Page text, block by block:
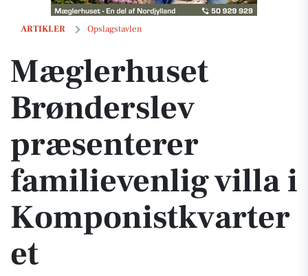
ARTIKLER Opslagstavlen
Mæglerhuset Brønderslev præsenterer familievenlig villa i
Mæglerhuset
Brønderslev
præsenterer
familievenlig villa i
Komponistkvarter
et